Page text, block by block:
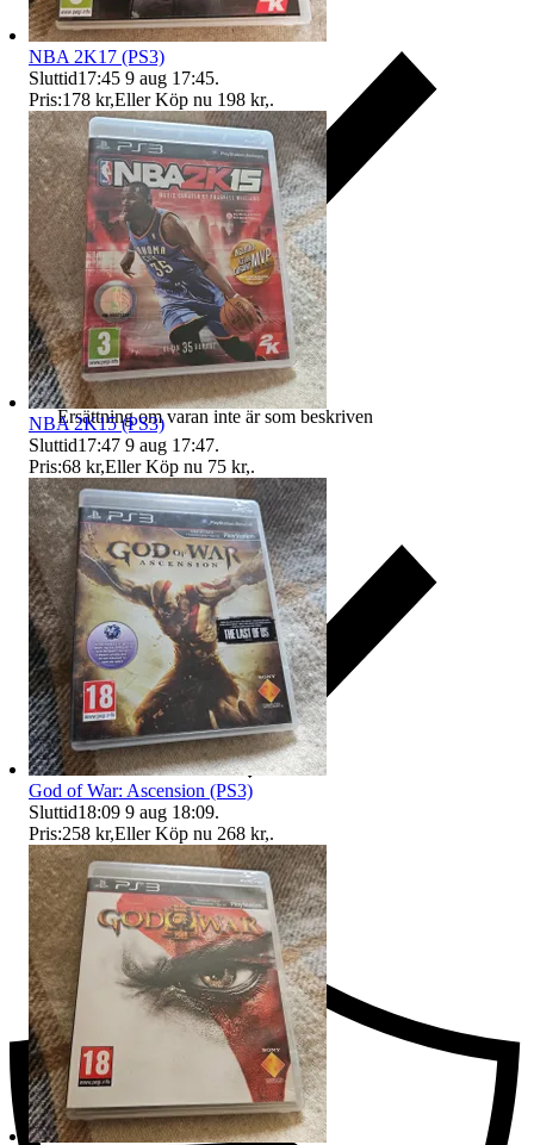
Ersättning om varan inte är som beskriven
Ersättning om du inte får din vara
NBA 2K17 (PS3)
Sluttid17:45 9 aug 17:45.
Pris:178 kr,Eller Köp nu 198 kr,.
NBA 2K15 (PS3)
Sluttid17:47 9 aug 17:47.
Pris:68 kr,Eller Köp nu 75 kr,.
God of War: Ascension (PS3)
Sluttid18:09 9 aug 18:09.
Pris:258 kr,Eller Köp nu 268 kr,.